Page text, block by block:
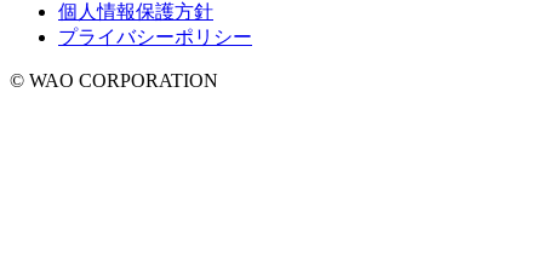
個人情報保護方針
プライバシーポリシー
© WAO CORPORATION